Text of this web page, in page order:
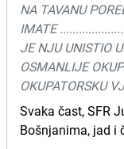
NA TAVANU
IMATE
JE NJU UNISTIO
OSMANLIJE
OKUPATORSKU
Svaka čast, SFR
Bošnjanima, jad i